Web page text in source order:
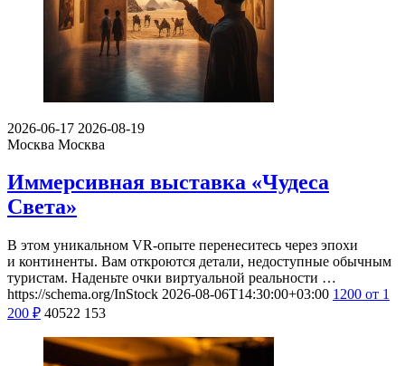
2026-06-17 2026-08-19
Москва Москва
Иммерсивная выставка «Чудеса
Света»
В этом уникальном VR-опыте перенеситесь через эпохи
и континенты. Вам откроются детали, недоступные обычным
туристам. Наденьте очки виртуальной реальности …
https://schema.org/InStock 2026-08-06T14:30:00+03:00 1200 от 1
200 ₽ 40522 153